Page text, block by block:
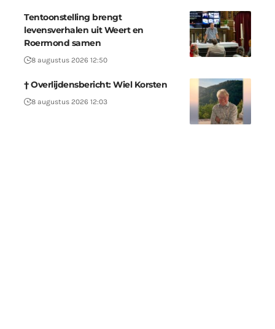
Tentoonstelling brengt
levensverhalen uit Weert en
Roermond samen
8 augustus 2026 12:50
† Overlijdensbericht: Wiel Korsten
8 augustus 2026 12:03